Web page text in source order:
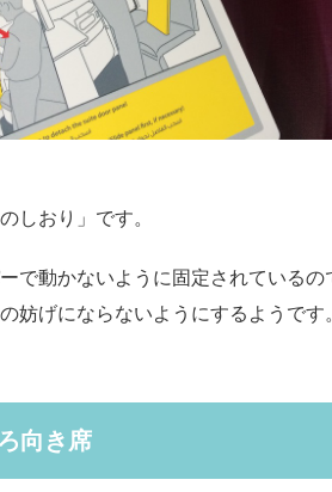
しおり」です。
で動かないように固定されている
妨げにならないようにするようです。
向き席